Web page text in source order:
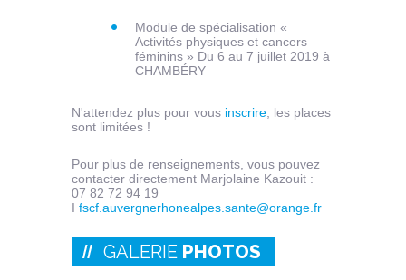
Module de spécialisation «
Activités physiques et cancers
féminins » Du 6 au 7 juillet 2019 à
CHAMBÉRY
N'attendez plus pour vous inscrire, les places
sont limitées !
Pour plus de renseignements, vous pouvez
contacter directement Marjolaine Kazouit :
07 82 72 94 19
I fscf.auvergnerhonealpes.sante@orange.fr
GALERIE PHOTOS